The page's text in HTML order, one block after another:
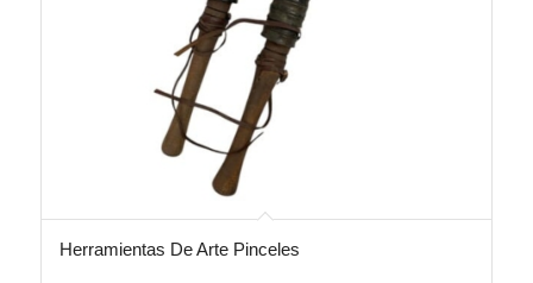
Herramientas De Arte Pinceles